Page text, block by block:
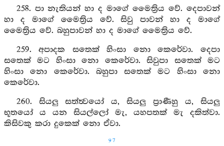
258. පා නැතියන් හා ද මාගේ මෛත්‍රිය වේ. දෙපාවන්
හා ද මාගේ මෛත්‍රිය වේ. සිවු පාවන් හා ද මාගේ
මෛත්‍රිය වේ. බහුපාවන් හා ද මාගේ මෛත්‍රිය වේ.
259. අපාදක සතෙක් හිංසා නො කෙරේවා. දෙපා
සතෙක් මට හිංසා නො කෙරේවා. සිවුපා සතෙක් මට
හිංසා නො කෙරේවා. බහුපා සතෙක් මට හිංසා නො
කෙරේවා.
260. සියලු සත්ත්‍වයෝ ය, සියලු ප්‍රාණීහු ය, සියලු
භූතයෝ ය යන සියල්ලෝ මැ, යහපතක් මැ දකිත්වා.
කිසිවකු කරා දුකෙක් නො ඒවා.
97